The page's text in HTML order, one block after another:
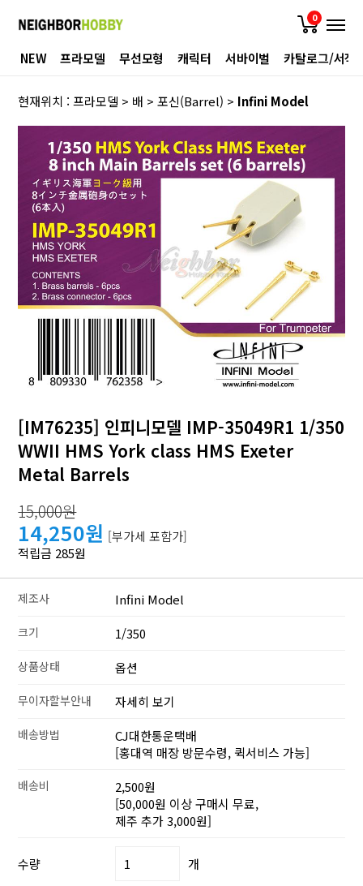
0
NEW 프라모델 무선모형 캐릭터 서바이벌 카탈로그/서적
현재위치 :프라모델 > 배 >포신(Barrel) > Infini Model
[IM76235] 인피니모델 IMP-35049R1 1/350
WWII HMS York class HMS Exeter
Metal Barrels
15,000원
14,250원 [부가세 포함가]
적립금 285원
제조사 Infini Model
크기 1/350
상품상태 옵션
무이자할부안내 자세히 보기
배송방법
CJ대한통운택배
[홍대역 매장 방문수령, 퀵서비스 가능]
배송비
2,500원
[50,000원 이상 구매시 무료,
제주 추가 3,000원]
수량 개